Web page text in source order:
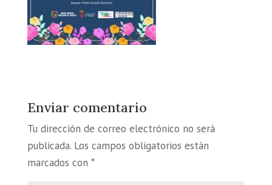
Enviar comentario
Tu dirección de correo electrónico no será
publicada. Los campos obligatorios están
marcados con *